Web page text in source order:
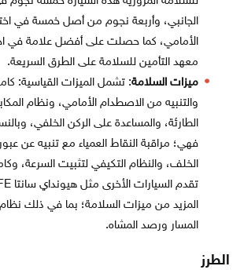
الجانبي، وأربعة نجوم من أصل خمسة في
الأمامي، كما حصلت على أفضل علامة في
معهد التأمين للسلامة على الطرق السريعة.
ميزات السلامة: تشمل الميزات القياسية:
والتنبيه من الاصطدام الأمامي، ونظام
الطارئة، والمساعدة على الركن الخلفي،
فهي؛ مراقبة النقاط العمياء مع تنبيه عن
الخلف، والنظام التكيفي لتثبيت السرعة،
المزيد من ميزات السلامة؛ بما في ذلك
المسار ورصد المشاه.
الطرز